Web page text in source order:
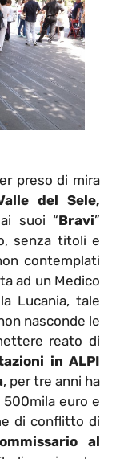
preso di mira
del Sele,
suoi “Bravi”
senza titoli e
contemplati
ad un Medico
Lucania, tale
nasconde le
reato di
in ALPI
, per tre anni ha
500mila euro e
di conflitto di
al